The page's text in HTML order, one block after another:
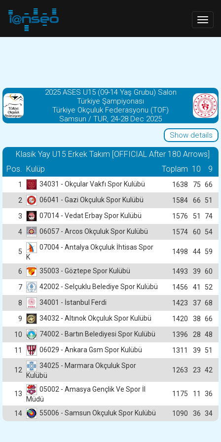
2025 ASES U15 (09-14 Yaş Grubu) Salon
Türkiye Şampiyonası
Türkiye Okçuluk Federasyonu (TOF)
Samsun / TUR, 24-28 Dec 2025
Show details
Klasik Yay U15 Erkek Takım [OFFICIAL After 180 Arrows]
Pos. Kulüp Toplam 10 9
1 34031 - Okçular Vakfı Spor Kulübü 1638 75 66
2
06041 - Gazi Okçuluk Spor Kulübü 1584 66
51
3
07014 - Vedat Erbay Spor Kulübü 1576 51
74
4
06057 - Arcos Okçuluk Spor Kulübü 1574 60 54
5
07004 - Antalya Okçuluk İhtisas Spor
K
1498 44 59
6 35003 - Göztepe Spor Kulübü 1493 39 60
7
42002 - Selçuklu Belediye Spor Kulübü 1456 41
52
8
34001 - İstanbul Ferdi 1423 37 68
9
34032 - Altınok Okçuluk Spor Kulübü 1420 38 66
10
74002 - Bartın Belediyesi Spor Kulübü 1396 28 48
11
06029 - Ankara Gsm Spor Kulübü 1311 39 51
12
34025 - Marmara Okçuluk Spor
Kulübü
1263 23 42
13
05002 - Amasya Gençlik Ve Spor İl
Müdü
1175 11 36
14 55006 - Samsun Okçuluk Spor Kulübü 1090 36 34